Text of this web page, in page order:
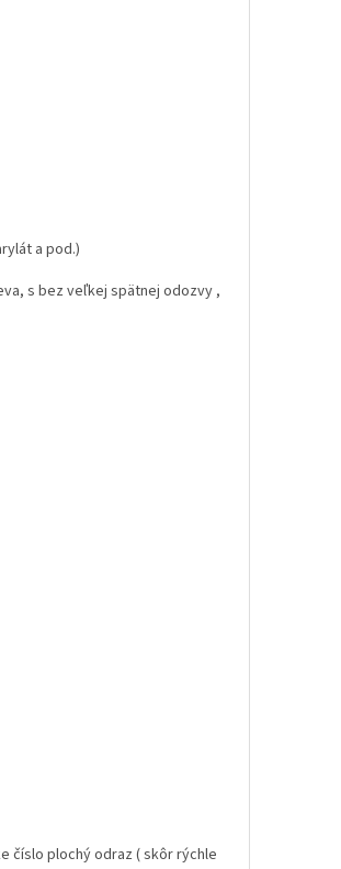
a pod.)
s bez veľkej spätnej odozvy ,
číslo plochý odraz ( skôr rýchle